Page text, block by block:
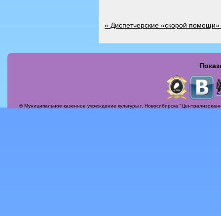
« Диспетчерские «скорой
© Муниципальное казенное учреждение культуры г. Новосибирска